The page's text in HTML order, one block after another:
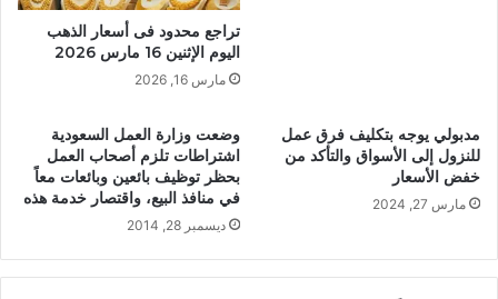
تراجع محدود فى أسعار الذهب
اليوم الإثنين 16 مارس 2026
مارس 16, 2026
مدبولي يوجه بتكليف فرق عمل
للنزول إلى الأسواق والتأكد من
خفض الأسعار
مارس 27, 2024
وضعت وزارة العمل السعودية
اشتراطات تلزم أصحاب العمل
بحظر توظيف بائعين وبائعات معاً
في منافذ البيع، واقتصار خدمة هذه
ديسمبر 28, 2014